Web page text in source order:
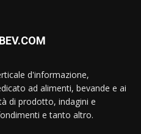
d'informazione,
ad alimenti, bevande e ai
di prodotto, indagini e
e tanto altro.